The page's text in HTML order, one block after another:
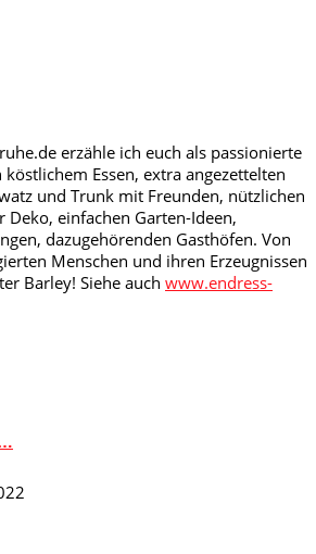
erzähle ich euch als passionierte
Essen, extra angezettelten
und Trunk mit Freunden, nützlichen
Deko, einfachen Garten-Ideen,
dazugehörenden Gasthöfen. Von
Menschen und ihren Erzeugnissen
Barley! Siehe auch www.endress-